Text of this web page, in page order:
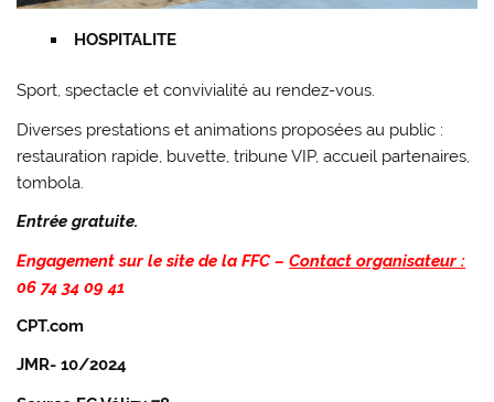
HOSPITALITE
Sport, spectacle et convivialité au rendez-vous.
Diverses prestations et animations proposées au public :
restauration rapide, buvette, tribune VIP, accueil partenaires,
tombola.
Entrée gratuite.
Engagement sur le site de la FFC –Contact organisateur :
06 74 34 09 41
CPT.com
JMR- 10/2024